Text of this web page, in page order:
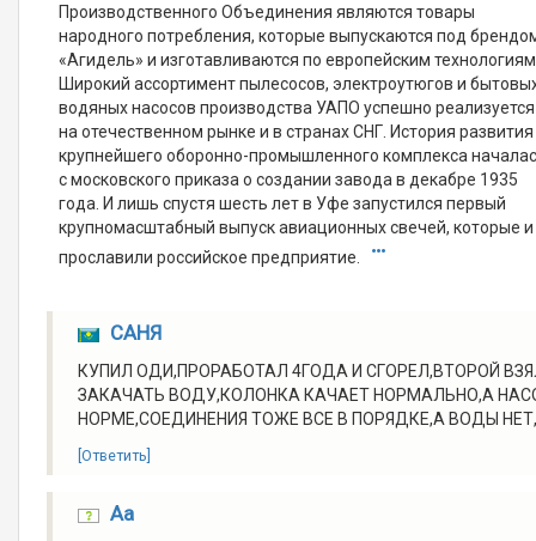
Производственного Объединения являются товары
народного потребления, которые выпускаются под
«Агидель» и изготавливаются по европейским
Широкий ассортимент пылесосов, электроутюгов и
водяных насосов производства УАПО успешно реализуется
на отечественном рынке и в странах СНГ. История развития
крупнейшего оборонно-промышленного комплекса
с московского приказа о создании завода в декабре 1935
года. И лишь спустя шесть лет в Уфе запустился первый
крупномасштабный выпуск авиационных свечей, которые и
прославили российское предприятие.
САНЯ
КУПИЛ ОДИ,ПРОРАБОТАЛ 4ГОДА И СГОРЕЛ,ВТОРОЙ
ЗАКАЧАТЬ ВОДУ,КОЛОНКА КАЧАЕТ НОРМАЛЬНО,А
НОРМЕ,СОЕДИНЕНИЯ ТОЖЕ ВСЕ В ПОРЯДКЕ,А ВОДЫ
[Ответить]
Аа